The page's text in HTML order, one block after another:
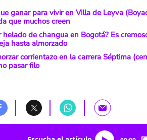
ganar para vivir en Villa de Leyva
que muchos creen
helado de changua en Bogotá? Es
hasta almorzado
corrientazo en la carrera Séptima
pasar filo